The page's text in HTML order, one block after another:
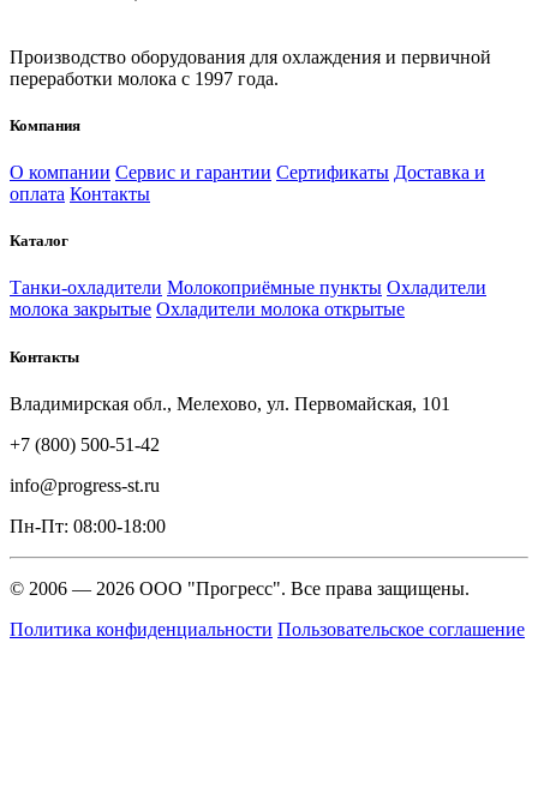
Производство оборудования для охлаждения и первичной
переработки молока с 1997 года.
Компания
О компании Сервис и гарантии Сертификаты Доставка и
оплата Контакты
Каталог
Танки-охладители Молокоприёмные пункты Охладители
молока закрытые Охладители молока открытые
Контакты
Владимирская обл., Мелехово, ул. Первомайская, 101
+7 (800) 500-51-42
info@progress-st.ru
Пн-Пт: 08:00-18:00
© 2006 — 2026 ООО "Прогресс". Все права защищены.
Политика конфиденциальности Пользовательское соглашение